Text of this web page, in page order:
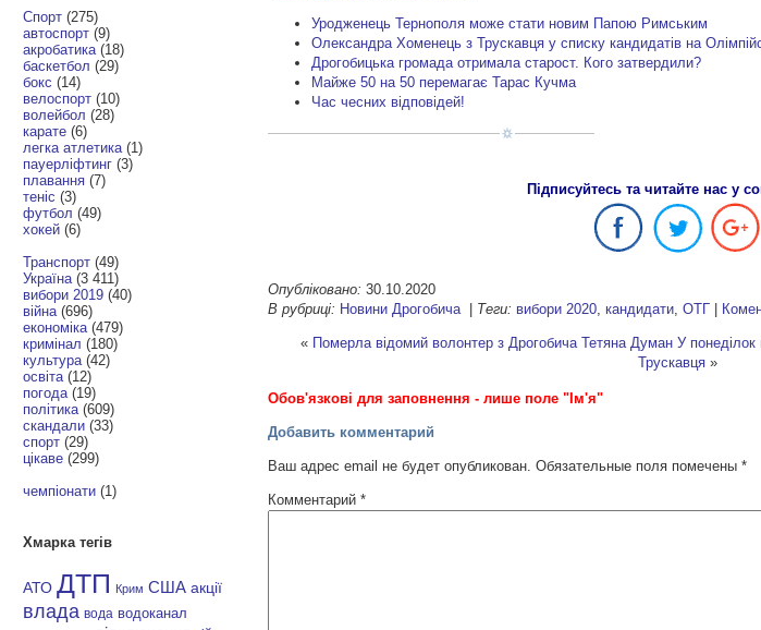
Спорт (275)
автоспорт (9)
акробатика (18)
баскетбол (29)
бокс (14)
велоспорт (10)
волейбол (28)
карате (6)
легка атлетика (1)
пауерліфтинг (3)
плавання (7)
теніс (3)
футбол (49)
хокей (6)
Транспорт (49)
Україна (3 411)
вибори 2019 (40)
війна (696)
економіка (479)
кримінал (180)
культура (42)
освіта (12)
погода (19)
політика (609)
скандали (33)
спорт (29)
цікаве (299)
чемпіонати (1)
Хмарка тегів
АТО ДТП Крим США акції
влада вода водоканал
Уродженець Тернополя може стати новим Папою Римським
Олександра Хоменець з Трускавця у списку кандидатів на
Дрогобицька громада отримала старост. Кого затвердили?
Майже 50 на 50 перемагає Тарас Кучма
Час чесних відповідей!
Підписуйтесь та читайте нас у
Опубліковано: 30.10.2020
В рубриці: Новини Дрогобича | Теги: вибори 2020 ,кандидати ,ОТГ |
« Померла відомий волонтер з Дрогобича Тетяна Думан У
Трускавця»
Обов'язкові для заповнення - лише поле "Ім'я"
Добавить комментарий
Ваш адрес email не будет опубликован. Обязательные поля помечены*
Комментарий*